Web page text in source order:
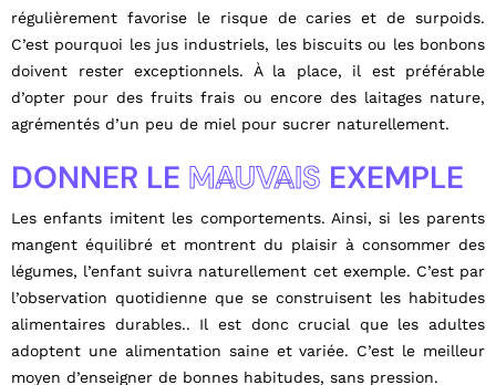
régulièrement favorise le risque de caries et de surpoids.
C’est pourquoi les jus industriels, les biscuits ou les bonbons
doivent rester exceptionnels. À la place, il est préférable
d’opter pour des fruits frais ou encore des laitages nature,
agrémentés d’un peu de miel pour sucrer naturellement.
DONNER LE MAUVAIS EXEMPLE
Les enfants imitent les comportements. Ainsi, si les parents
mangent équilibré et montrent du plaisir à consommer des
légumes, l’enfant suivra naturellement cet exemple. C’est par
l’observation quotidienne que se construisent les habitudes
alimentaires durables.. Il est donc crucial que les adultes
adoptent une alimentation saine et variée. C’est le meilleur
moyen d’enseigner de bonnes habitudes, sans pression.